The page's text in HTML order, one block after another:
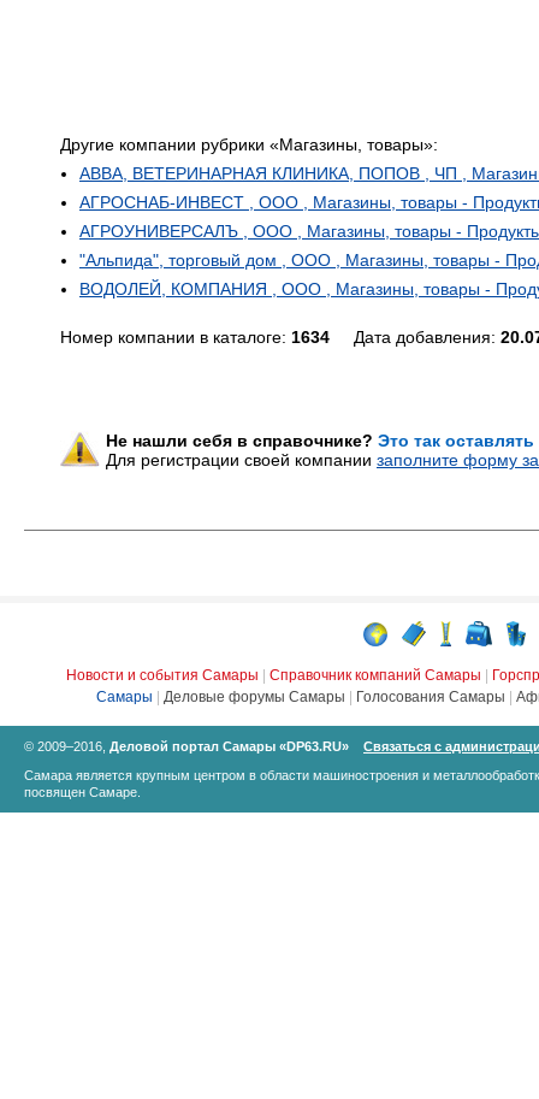
Другие компании рубрики «Магазины, товары»:
АВВА, ВЕТЕРИНАРНАЯ КЛИНИКА, ПОПОВ , ЧП ,
АГРОСНАБ-ИНВЕСТ , ООО , Магазины, товары -
АГРОУНИВЕРСАЛЪ , ООО , Магазины, товары -
"Альпида", торговый дом , ООО , Магазины, товары -
ВОДОЛЕЙ, КОМПАНИЯ , ООО , Магазины, товары -
Номер компании в каталоге: 1634 Дата добавления:
Не нашли себя в справочнике? Это так
Для регистрации своей компании заполните форму
Новости и события Самары Справочник компаний Самары
Самары
Деловые форумы Самары Голосования Самары
© 2009–2016, Деловой портал Самары «DP63.RU»
Связаться с
Самара является крупным центром в области машиностроения и
посвящен Самаре.